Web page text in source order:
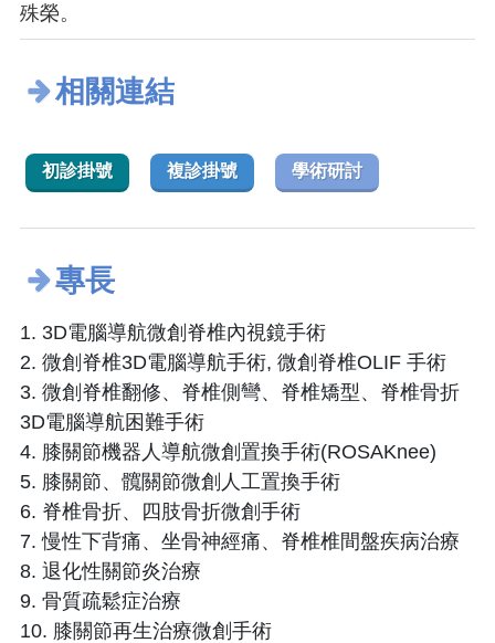
殊榮。
相關連結
初診掛號 複診掛號 學術研討
專長
1. 3D電腦導航微創脊椎內視鏡手術
2. 微創脊椎3D電腦導航手術, 微創脊椎OLIF 手術
3. 微創脊椎翻修、脊椎側彎、脊椎矯型、脊椎骨折
3D電腦導航困難手術
4. 膝關節機器人導航微創置換手術(ROSAKnee)
5. 膝關節、髖關節微創人工置換手術
6. 脊椎骨折、四肢骨折微創手術
7. 慢性下背痛、坐骨神經痛、脊椎椎間盤疾病治療
8. 退化性關節炎治療
9. 骨質疏鬆症治療
10. 膝關節再生治療微創手術